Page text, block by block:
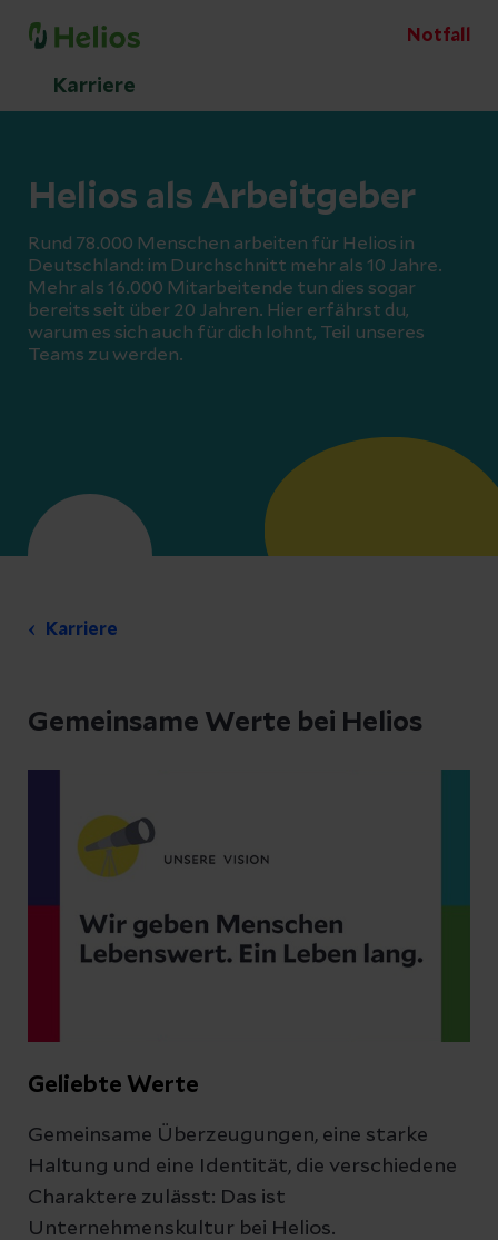
Notfall
Karriere
Helios als Arbeitgeber
Rund 78.000 Menschen arbeiten für Helios in
Deutschland: im Durchschnitt mehr als 10 Jahre.
Mehr als 16.000 Mitarbeitende tun dies sogar
bereits seit über 20 Jahren. Hier erfährst du,
warum es sich auch für dich lohnt, Teil unseres
Teams zu werden.
Karriere
Gemeinsame Werte bei Helios
Geliebte Werte
Gemeinsame Überzeugungen, eine starke
Haltung und eine Identität, die verschiedene
Charaktere zulässt: Das ist
Unternehmenskultur bei Helios.